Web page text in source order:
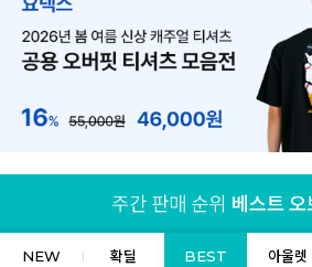
NEW 확딜 BEST 아울렛